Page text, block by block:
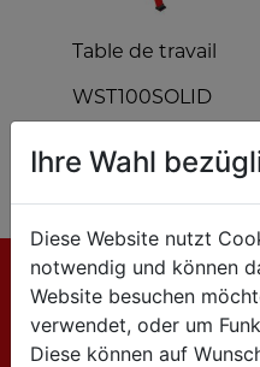
Table de travail
WST100SOLID
CONTACTO
Ihre Wahl
Diese Website nutzt
notwendig und können
Website besuchen
verwendet, oder um
Diese können auf